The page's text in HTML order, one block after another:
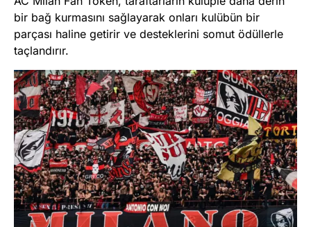
bir bağ kurmasını sağlayarak onları kulübün bir
parçası haline getirir ve desteklerini somut ödüllerle
taçlandırır.